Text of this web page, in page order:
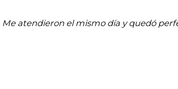
atendieron el mismo día y quedó